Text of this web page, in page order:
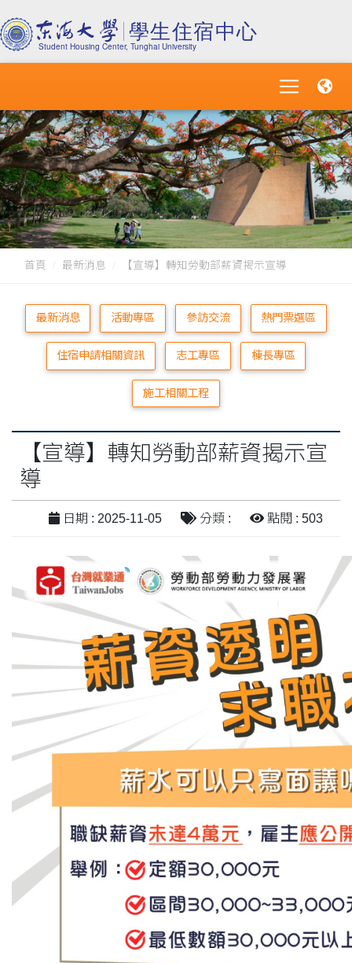
首頁 最新消息 【宣導】轉知勞動部薪資揭示宣導
最新消息 活動專區 參訪交流 熱門票選區
住宿申請相關資訊 志工專區 棟長專區
施工相關工程
【宣導】轉知勞動部薪資揭示宣
導
日期 : 2025-11-05 分類 : 點閱 : 503